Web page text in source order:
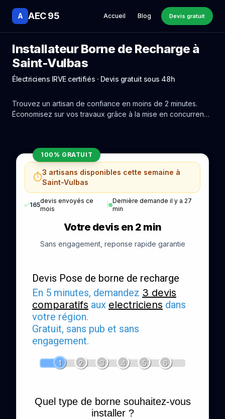
A AEC 95 Accueil Blog Devis gratuit
Installateur Borne de Recharge à
Saint-Vulbas
Électriciens IRVE certifiés · Devis gratuit sous 48h
Trouvez un artisan de confiance en moins de 2 minutes.
Économisez sur vos travaux grâce à la mise en concurrence
100% GRATUIT
⏱️3 artisans disponibles cette semaine à
Saint-Vulbas
✅165
devis envoyés ce
mois
Dernière demande il y a 27
min
Votre devis en 2 min
Sans engagement, reponse rapide garantie
Devis Pose de borne de recharge
En 5 minutes, demandez 3 devis
comparatifs aux electriciens dans
votre région.
Gratuit, sans pub et sans
engagement.
1 2 3 4 5 6
Quel type de borne souhaitez-vous
installer ?